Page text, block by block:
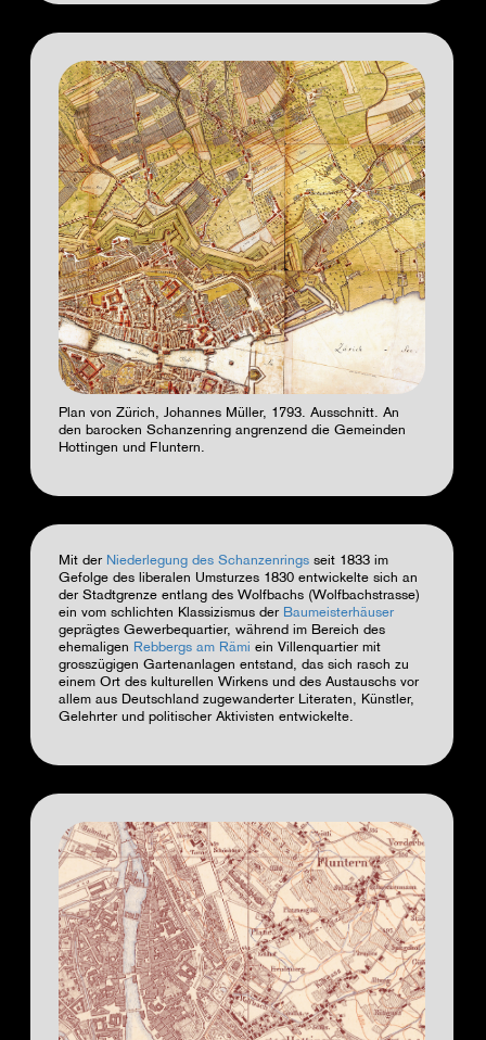
Plan von Zürich, Johannes Müller, 1793. Ausschnitt. An
den barocken Schanzenring angrenzend die Gemeinden
Hottingen und Fluntern.
Mit der Niederlegung des Schanzenrings seit 1833 im
Gefolge des liberalen Umsturzes 1830 entwickelte sich an
der Stadtgrenze entlang des Wolfbachs (Wolfbachstrasse)
ein vom schlichten Klassizismus der Baumeisterhäuser
geprägtes Gewerbequartier, während im Bereich des
ehemaligen Rebbergs am Rämi ein Villenquartier mit
grosszügigen Gartenanlagen entstand, das sich rasch zu
einem Ort des kulturellen Wirkens und des Austauschs vor
allem aus Deutschland zugewanderter Literaten, Künstler,
Gelehrter und politischer Aktivisten entwickelte.